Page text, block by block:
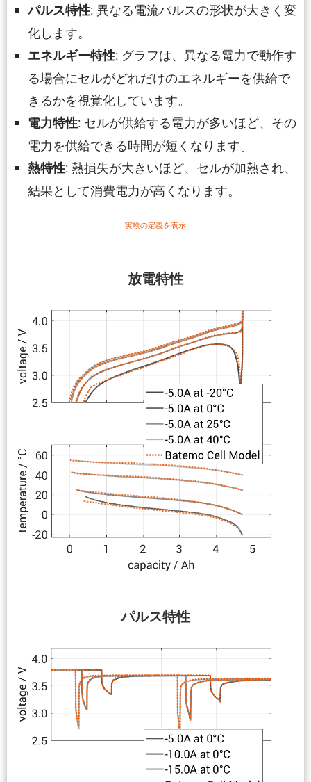
放電特性
パルス特性: 異なる電流パルスの形状が大きく変
化します。
エネルギー特性: グラフは、異なる電力で動作す
る場合にセルがどれだけのエネルギーを供給で
きるかを視覚化しています。
電力特性: セルが供給する電力が多いほど、その
電力を供給できる時間が短くなります。
熱特性: 熱損失が大きいほど、セルが加熱され、
結果として消費電力が高くなります。
パルス特性
実験の定義を表示